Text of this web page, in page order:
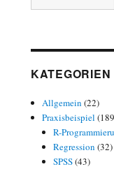
KATEGORIEN
Allgemein (22)
Praxisbeispiel
R-
Regression (32)
SPSS(43)